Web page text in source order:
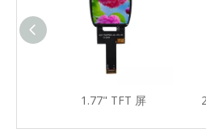
1.77" TFT 屏